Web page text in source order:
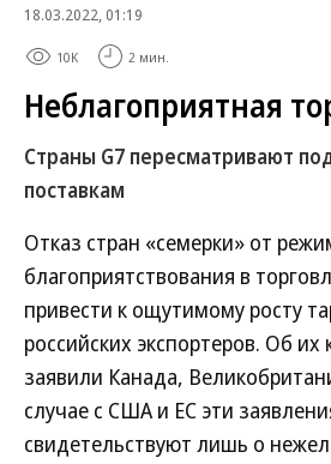
18.03.2022, 01:19
10K 2 мин.
Неблагоприятная
Страны G7 пересматривают
поставкам
Отказ стран «семерки» от
благоприятствования в
привести к ощутимому росту
российских экспортеров. Об их
заявили Канада,
случае с США и ЕС эти
свидетельствуют лишь о